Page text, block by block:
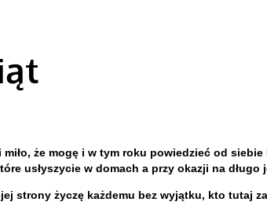
że mogę i w tym roku powiedzieć od siebie
usłyszycie w domach a przy okazji na długo
strony życzę każdemu bez wyjątku, kto tutaj